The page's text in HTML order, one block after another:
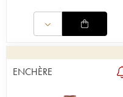
ENCHÈRE